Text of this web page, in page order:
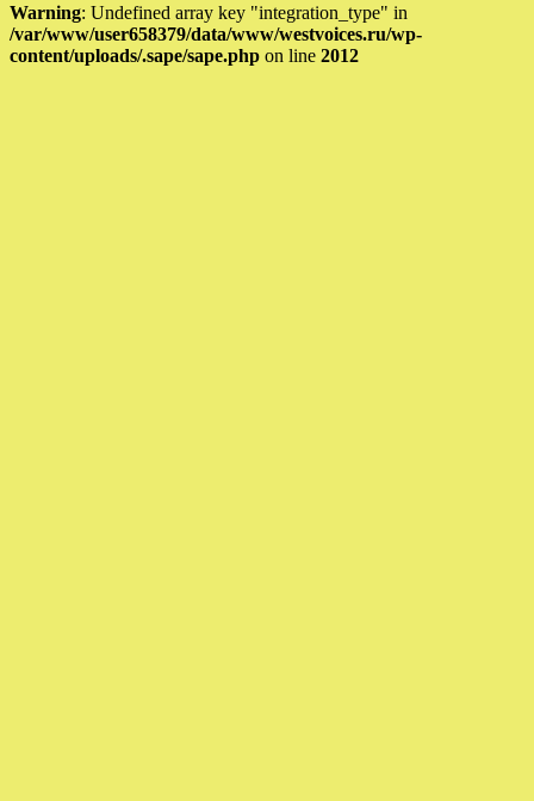
Warning: Undefined array key "integration_type" in
/var/www/user658379/data/www/westvoices.ru/wp-
content/uploads/.sape/sape.php on line 2012